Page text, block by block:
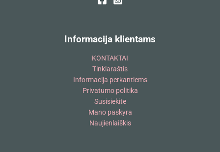
Informacija klientams
KONTAKTAI
Tinklaraštis
Informacija perkantiems
Privatumo politika
Susisiekite
Mano paskyra
Naujienlaiškis